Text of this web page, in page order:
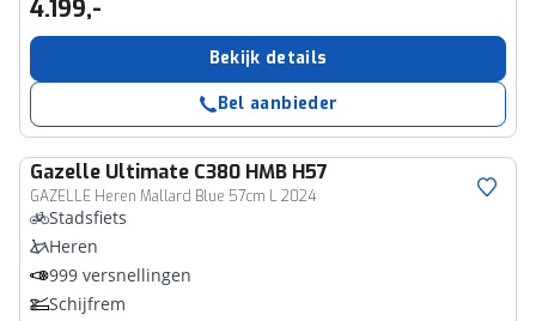
4.199,-
Bekijk details
Bel aanbieder
Gazelle Ultimate C380 HMB H57
GAZELLE Heren Mallard Blue 57cm L 2024
Stadsfiets
Heren
999 versnellingen
Schijfrem